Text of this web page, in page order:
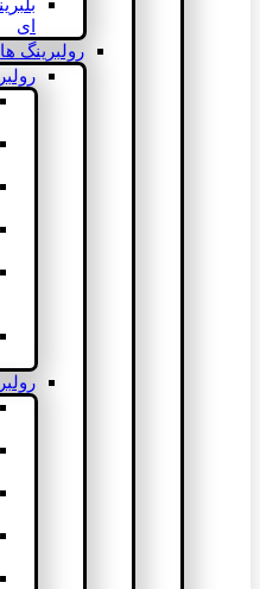
ای
رولبرینگ ها